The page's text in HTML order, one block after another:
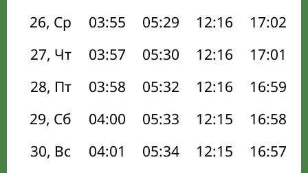
26, Ср
03:55 05:29 12:16 17:02
27, Чт
03:57 05:30 12:16 17:01
28, Пт
03:58 05:32 12:16 16:59
29, Сб
04:00 05:33 12:15 16:58
30, Вс
04:01 05:34 12:15 16:57